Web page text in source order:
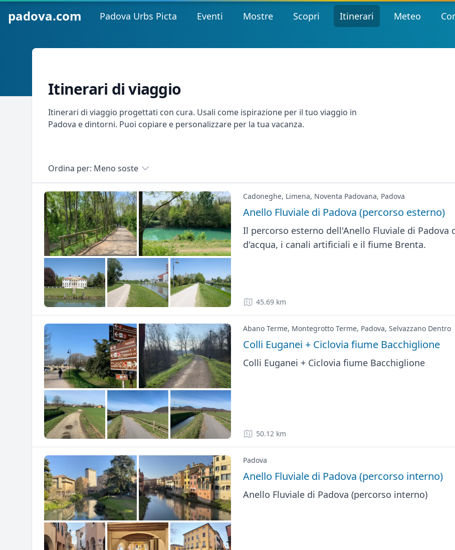
padova.com Padova Urbs Picta Eventi Mostre Scopri Itinerari Meteo
Itinerari di viaggio
Itinerari di viaggio progettati con cura. Usali come ispirazione per il tuo viaggio in
Padova e dintorni. Puoi copiare e personalizzare per la tua vacanza.
FiltersOrdina per: Meno soste
Cadoneghe, Limena, Noventa Padovana, Padova
Anello Fluviale di Padova (percorso esterno)
Il percorso esterno dell'Anello Fluviale di
d'acqua, i canali artificiali e il fiume Brenta.
45.69 km
Abano Terme, Montegrotto Terme, Padova, Selvazzano Dentro
Colli Euganei + Ciclovia fiume Bacchiglione
Colli Euganei + Ciclovia fiume Bacchiglione
50.12 km
Padova
Anello Fluviale di Padova (percorso interno)
Anello Fluviale di Padova (percorso interno)